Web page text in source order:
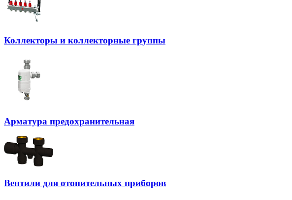
Коллекторы и коллекторные группы
Арматура предохранительная
Вентили для отопительных приборов